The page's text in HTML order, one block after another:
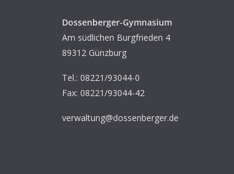
Dossenberger-Gymnasium
Am südlichen Burgfrieden 4
89312 Günzburg
Tel.: 08221/93044-0
Fax: 08221/93044-42
verwaltung@dossenberger.de